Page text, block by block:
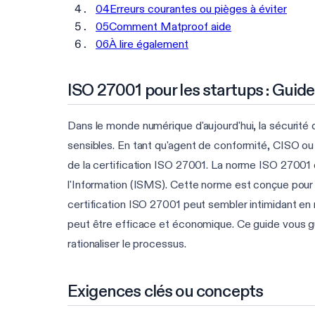
04Erreurs courantes ou pièges à éviter
05Comment Matproof aide
06À lire également
ISO 27001 pour les startups :
Dans le monde numérique d'aujourd'hui, la
sensibles. En tant qu'agent de conformité, CISO
de la certification ISO 27001. La norme ISO
l'Information (ISMS). Cette norme est conçue
certification ISO 27001 peut sembler intimidant
peut être efficace et économique. Ce guide vous
rationaliser le processus.
Exigences clés ou concepts